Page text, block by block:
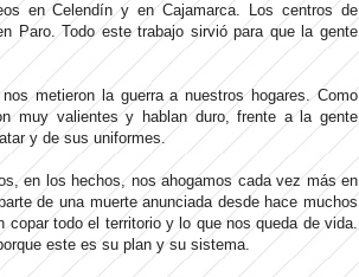
en Celendín y en Cajamarca. Los centros de
Paro. Todo este trabajo sirvió para que la gente
metieron la guerra a nuestros hogares. Como
muy valientes y hablan duro, frente a la gente
y de sus uniformes.
en los hechos, nos ahogamos cada vez más en
de una muerte anunciada desde hace muchos
todo el territorio y lo que nos queda de vida.
este es su plan y su sistema.